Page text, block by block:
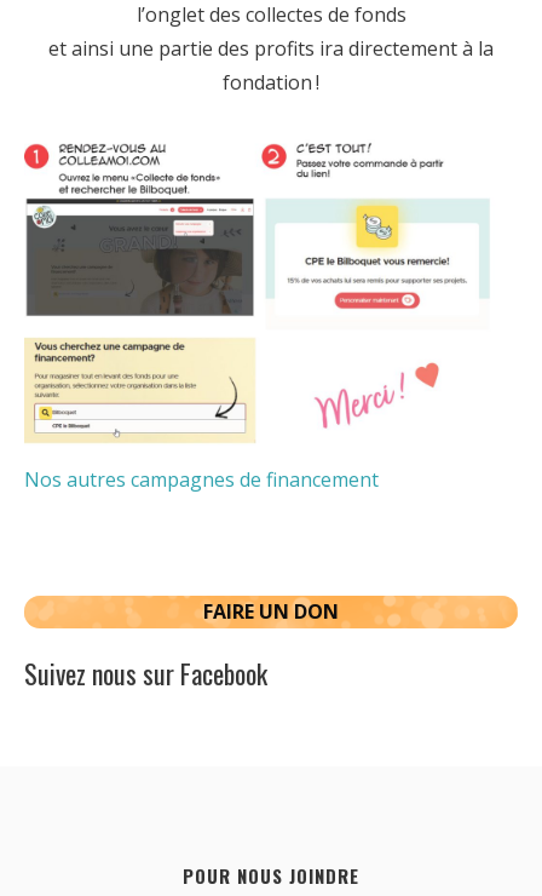
l’onglet des collectes de fonds
et ainsi une partie des profits ira directement à la
fondation !
Nos autres campagnes de financement
FAIRE UN DON
Suivez nous sur Facebook
POUR NOUS JOINDRE